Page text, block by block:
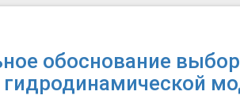
обоснование
гидродинамической